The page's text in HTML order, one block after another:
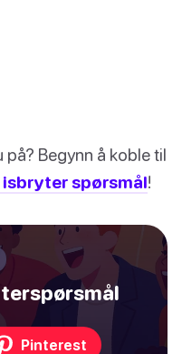
på? Begynn å koble til
spørsmål!
Pinterest